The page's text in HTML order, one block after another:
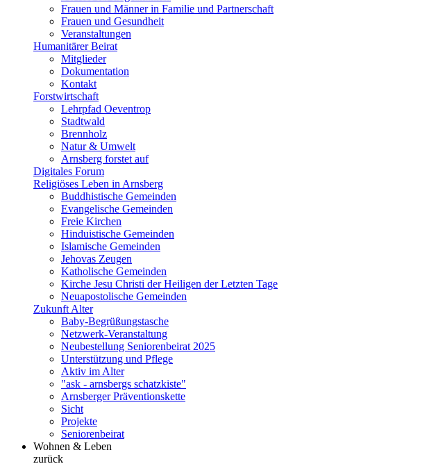
Frauen und Männer in Familie und Partnerschaft
Frauen und Gesundheit
Veranstaltungen
Humanitärer Beirat
Mitglieder
Dokumentation
Kontakt
Forstwirtschaft
Lehrpfad Oeventrop
Stadtwald
Brennholz
Natur & Umwelt
Arnsberg forstet auf
Digitales Forum
Religiöses Leben in Arnsberg
Buddhistische Gemeinden
Evangelische Gemeinden
Freie Kirchen
Hinduistische Gemeinden
Islamische Gemeinden
Jehovas Zeugen
Katholische Gemeinden
Kirche Jesu Christi der Heiligen der Letzten Tage
Neuapostolische Gemeinden
Zukunft Alter
Baby-Begrüßungstasche
Netzwerk-Veranstaltung
Neubestellung Seniorenbeirat 2025
Unterstützung und Pflege
Aktiv im Alter
"ask - arnsbergs schatzkiste"
Arnsberger Präventionskette
Sicht
Projekte
Seniorenbeirat
Wohnen & Leben
zurück